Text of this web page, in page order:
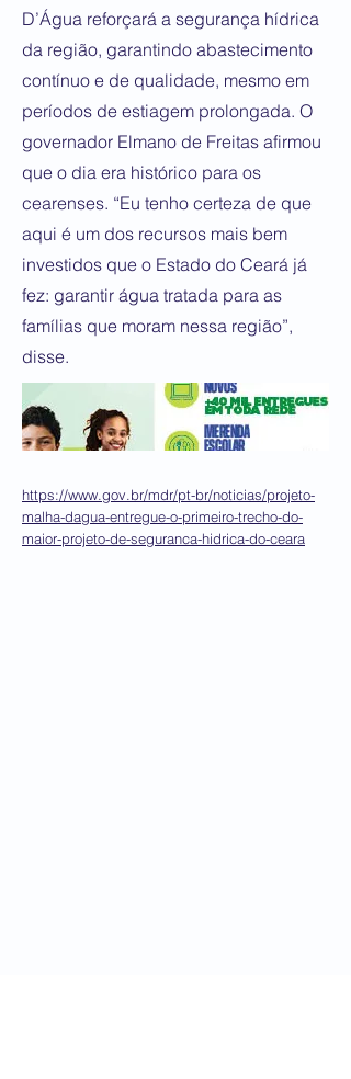
D’Água reforçará a segurança hídrica
da região, garantindo abastecimento
contínuo e de qualidade, mesmo em
períodos de estiagem prolongada. O
governador Elmano de Freitas afirmou
que o dia era histórico para os
cearenses. “Eu tenho certeza de que
aqui é um dos recursos mais bem
investidos que o Estado do Ceará já
fez: garantir água tratada para as
famílias que moram nessa região”,
disse.
https://www.gov.br/mdr/pt-br/noticias/projeto-
malha-dagua-entregue-o-primeiro-trecho-do-
maior-projeto-de-seguranca-hidrica-do-ceara